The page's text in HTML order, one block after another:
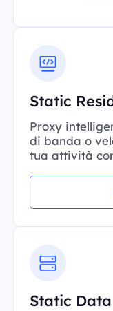
Static
Proxy
di banda o
tua attività
Static